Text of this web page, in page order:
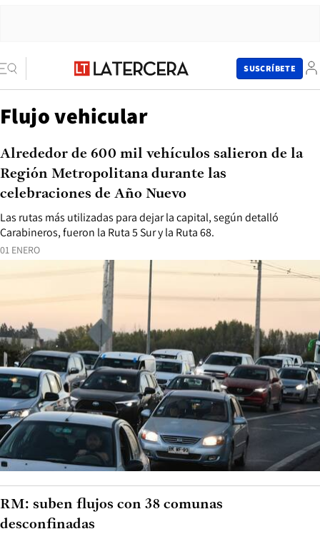
SUSCRÍBETE
Flujo vehicular
01 ENERO
Las rutas más utilizadas para dejar la capital, según detalló
Carabineros, fueron la Ruta 5 Sur y la Ruta 68.
Alrededor de 600 mil vehículos salieron de la
Región Metropolitana durante las
celebraciones de Año Nuevo
RM: suben flujos con 38 comunas
desconfinadas